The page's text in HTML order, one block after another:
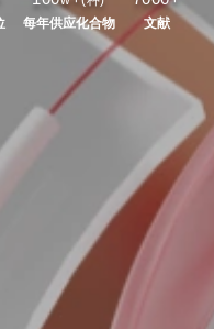
每年供应化合物
文献